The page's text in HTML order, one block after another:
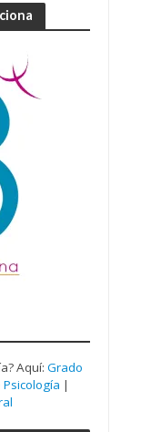
Aquí: Grado
|